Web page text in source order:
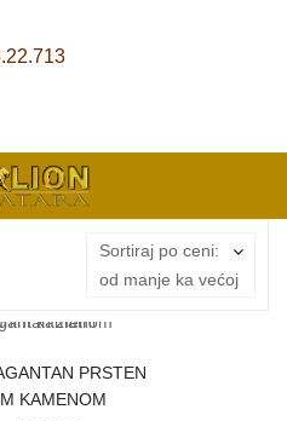
Sortiraj po ceni:
od manje ka većoj
PRSTEN
KAMENOM